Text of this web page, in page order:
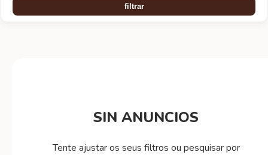
filtrar
SIN ANUNCIOS
Tente ajustar os seus filtros ou pesquisar por